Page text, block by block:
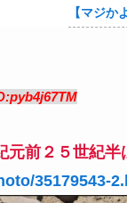
元前２５世紀
35179543-